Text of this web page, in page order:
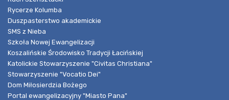
Rycerze Kolumba
Duszpasterstwo akademickie
SMS z Nieba
Szkoła Nowej Ewangelizacji
Koszalińskie Środowisko Tradycji Łacińskiej
Katolickie Stowarzyszenie "Civitas Christiana"
Stowarzyszenie "Vocatio Dei"
Dom Miłosierdzia Bożego
Portal ewangelizacyjny "Miasto Pana"